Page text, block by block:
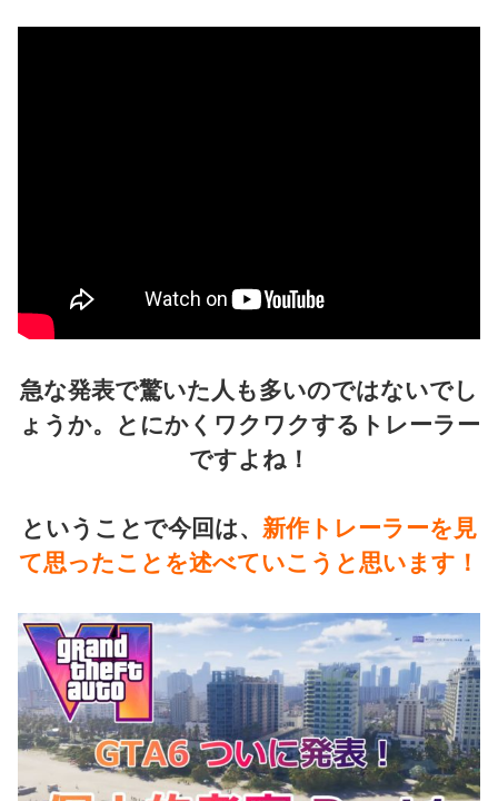
急な発表で驚いた人も多いのではないでし
ょうか。とにかくワクワクするトレーラー
ですよね！
ということで今回は、 新作トレーラーを見
て思ったことを述べていこうと思います！